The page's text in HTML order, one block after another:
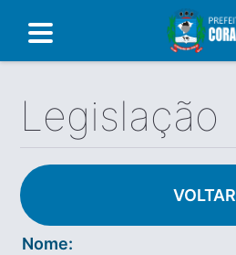
Legislação
VOLTAR
Nome: